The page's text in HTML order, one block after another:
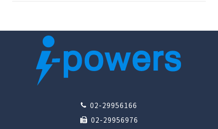
02-29956166
02-29956976